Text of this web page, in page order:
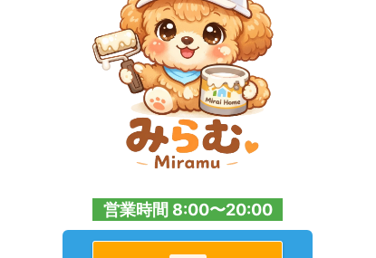
営業時間 8:00〜20:00